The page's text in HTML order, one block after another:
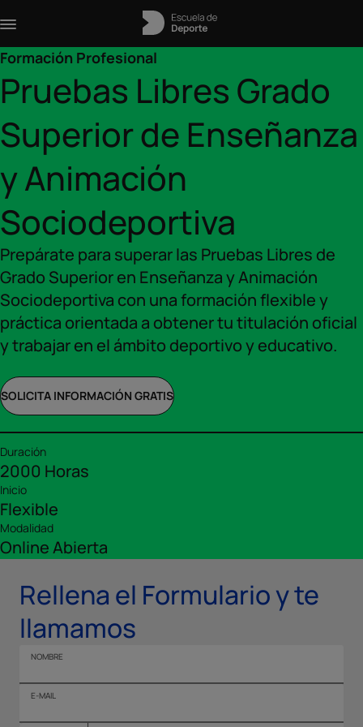
Formación Profesional
Pruebas Libres Grado
Superior de Enseñanza
y Animación
Sociodeportiva
Prepárate para superar las Pruebas Libres de
Grado Superior en Enseñanza y Animación
Sociodeportiva con una formación flexible y
práctica orientada a obtener tu titulación oficial
y trabajar en el ámbito deportivo y educativo.
SOLICITA INFORMACIÓN GRATIS
Duración
2000 Horas
Inicio
Flexible
Modalidad
Online Abierta
Rellena el Formulario y te
llamamos
NOMBRE
E-MAIL